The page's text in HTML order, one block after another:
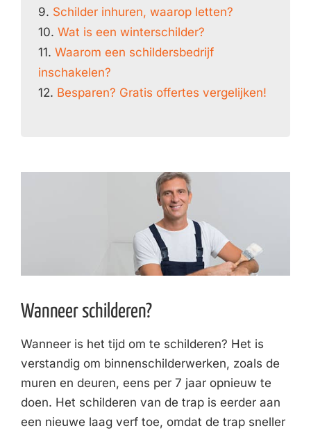
9. Schilder inhuren, waarop letten?
10. Wat is een winterschilder?
11. Waarom een schildersbedrijf
inschakelen?
12. Besparen? Gratis offertes vergelijken!
Wanneer schilderen?
Wanneer is het tijd om te schilderen? Het is
verstandig om binnenschilderwerken, zoals de
muren en deuren, eens per 7 jaar opnieuw te
doen. Het schilderen van de trap is eerder aan
een nieuwe laag verf toe, omdat de trap sneller